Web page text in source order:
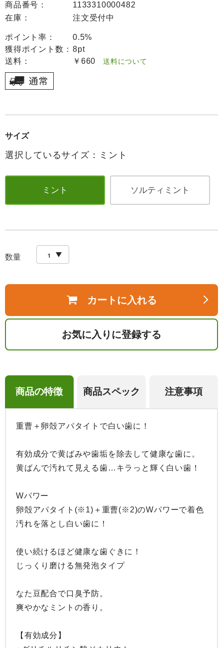
商品番号：
1133310000482
在庫：
注文受付中
ポイント率：
0.5%
獲得ポイント数： 8pt
送料：
￥660 送料について
サイズ
選択しているサイズ：ミント
ミント ソルティミント
数量
カートに入れる
お気に入りに登録する
商品の特徴 商品スペック 注意事項
重曹＋卵殻アパタイトで白い歯に！
有効成分で黄ばみや歯垢を除去して健康な歯に。
黄ばんで汚れて見える歯…キラっと輝く白い歯！
Wパワー
卵殻アパタイト(※1)＋重曹(※2)のWパワーで着色
汚れを落とし白い歯に！
使い続けるほど健康な歯ぐきに！
じっくり磨ける無発泡タイプ
なた豆配合で口臭予防。
爽やかなミントの香り。
【有効成分】